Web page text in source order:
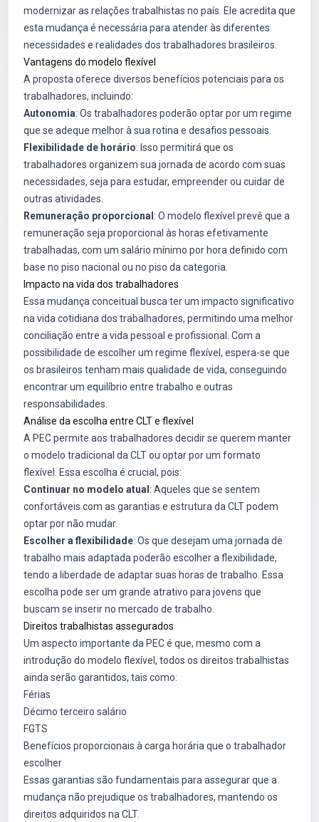
modernizar as relações trabalhistas no país. Ele acredita que
esta mudança é necessária para atender às diferentes
necessidades e realidades dos trabalhadores brasileiros.
Vantagens do modelo flexível
A proposta oferece diversos benefícios potenciais para os
trabalhadores, incluindo:
Autonomia: Os trabalhadores poderão optar por um regime
que se adeque melhor à sua rotina e desafios pessoais.
Flexibilidade de horário: Isso permitirá que os
trabalhadores organizem sua jornada de acordo com suas
necessidades, seja para estudar, empreender ou cuidar de
outras atividades.
Remuneração proporcional : O modelo flexível prevê que a
remuneração seja proporcional às horas efetivamente
trabalhadas, com um salário mínimo por hora definido com
base no piso nacional ou no piso da categoria.
Impacto na vida dos trabalhadores
Essa mudança conceitual busca ter um impacto significativo
na vida cotidiana dos trabalhadores, permitindo uma melhor
conciliação entre a vida pessoal e profissional. Com a
possibilidade de escolher um regime flexível, espera-se que
os brasileiros tenham mais qualidade de vida, conseguindo
encontrar um equilíbrio entre trabalho e outras
responsabilidades.
Análise da escolha entre CLT e flexível
A PEC permite aos trabalhadores decidir se querem manter
o modelo tradicional da CLT ou optar por um formato
flexível. Essa escolha é crucial, pois:
Continuar no modelo atual : Aqueles que se sentem
confortáveis com as garantias e estrutura da CLT podem
optar por não mudar.
Escolher a flexibilidade: Os que desejam uma jornada de
trabalho mais adaptada poderão escolher a flexibilidade,
tendo a liberdade de adaptar suas horas de trabalho. Essa
escolha pode ser um grande atrativo para jovens que
buscam se inserir no mercado de trabalho.
Direitos trabalhistas assegurados
Um aspecto importante da PEC é que, mesmo com a
introdução do modelo flexível, todos os direitos trabalhistas
ainda serão garantidos, tais como:
Férias
Décimo terceiro salário
FGTS
Benefícios proporcionais à carga horária que o trabalhador
escolher
Essas garantias são fundamentais para assegurar que a
mudança não prejudique os trabalhadores, mantendo os
direitos adquiridos na CLT.